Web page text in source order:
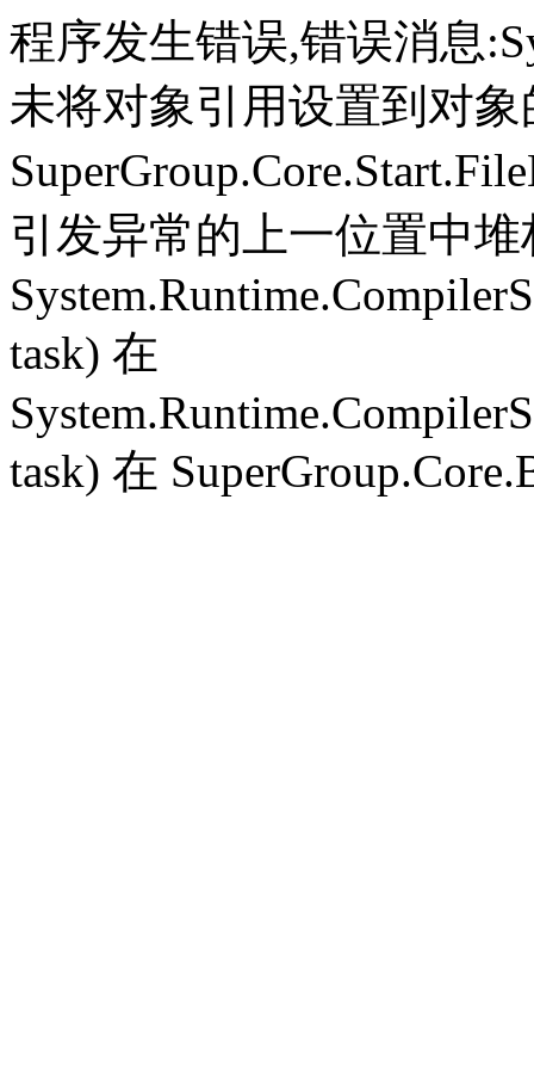
程序发生错误,错误消息
未将对象引用设置到对
引发异常的上一位置中
task) 在
task) 在